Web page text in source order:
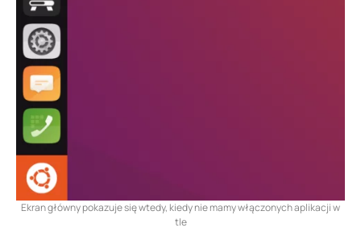
Ekran główny pokazuje się wtedy, kiedy nie mamy włączonych aplikacji w
tle